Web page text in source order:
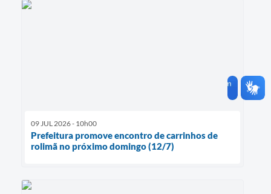
09 JUL 2026 - 10h00
Prefeitura promove encontro de carrinhos de
rolimã no próximo domingo (12/7)